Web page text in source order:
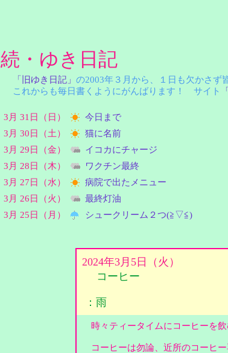
続・ゆき日記
「旧ゆき日記」 の2003年３月から、１日も欠かさ
これからも毎日書くようにがんばります！ サイト
3月 31日（日）
今日まで
3月 30日（土）
猫に名前
3月 29日（金）
イコカにチャージ
3月 28日（木）
ワクチン最終
3月 27日（水）
病院で出たメニュー
3月 26日（火）
最終灯油
3月 25日（月）
シュークリーム２つ(≧▽≦)
2024年3月5日（火）
コーヒー
：雨
時々ティータイムにコーヒーを飲
コーヒーは勿論、近所のコーヒ